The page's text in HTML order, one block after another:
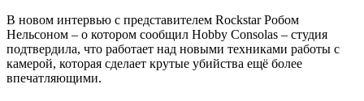
В новом интервью с представителем Rockstar Робом
Нельсоном – о котором сообщил Hobby Consolas – студия
подтвердила, что работает над новыми техниками работы с
камерой, которая сделает крутые убийства ещё более
впечатляющими.